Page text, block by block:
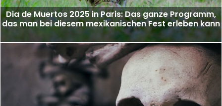
Dia de Muertos 2025 in Paris: Das ganze Programm,
das man bei diesem mexikanischen Fest erleben kann